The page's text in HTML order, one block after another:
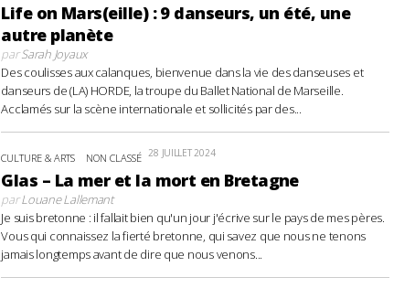
Life on Mars(eille) : 9 danseurs, un été, une
autre planète
parSarah Joyaux
Des coulisses aux calanques, bienvenue dans la vie des danseuses et
danseurs de (LA) HORDE, la troupe du Ballet National de Marseille.
Acclamés sur la scène internationale et sollicités par des...
CULTURE & ARTS NON CLASSÉ 28 JUILLET 2024
Glas – La mer et la mort en Bretagne
parLouane Lallemant
Je suis bretonne : il fallait bien qu'un jour j'écrive sur le pays de mes pères.
Vous qui connaissez la fierté bretonne, qui savez que nous ne tenons
jamais longtemps avant de dire que nous venons...